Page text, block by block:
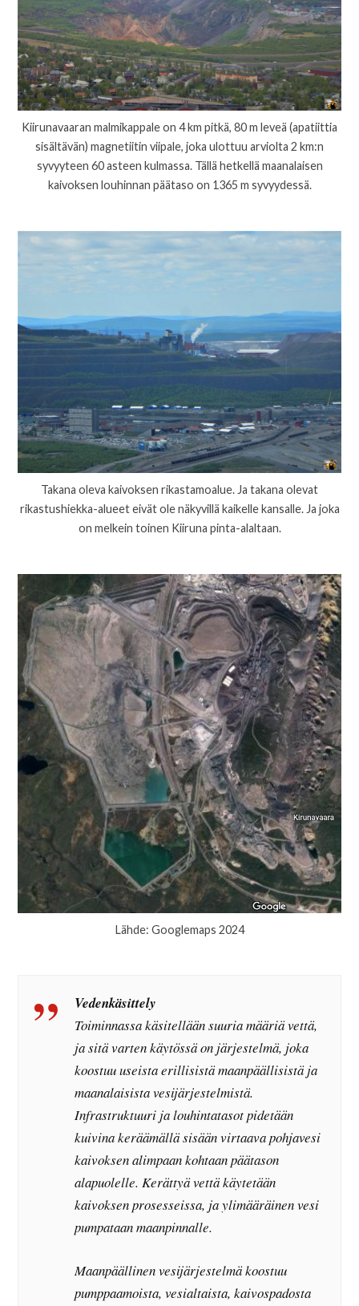
Kiirunavaaran malmikappale on 4 km pitkä, 80 m leveä (apatiittia
sisältävän) magnetiitin viipale, joka ulottuu arviolta 2 km:n
syvyyteen 60 asteen kulmassa. Tällä hetkellä maanalaisen
kaivoksen louhinnan päätaso on 1365 m syvyydessä.
Takana oleva kaivoksen rikastamoalue. Ja takana olevat
rikastushiekka-alueet eivät ole näkyvillä kaikelle kansalle. Ja joka
on melkein toinen Kiiruna pinta-alaltaan.
Lähde: Googlemaps 2024
Vedenkäsittely
Toiminnassa käsitellään suuria määriä vettä,
ja sitä varten käytössä on järjestelmä, joka
koostuu useista erillisistä maanpäällisistä ja
maanalaisista vesijärjestelmistä.
Infrastruktuuri ja louhintatasot pidetään
kuivina keräämällä sisään virtaava pohjavesi
kaivoksen alimpaan kohtaan päätason
alapuolelle. Kerättyä vettä käytetään
kaivoksen prosesseissa, ja ylimääräinen vesi
pumpataan maanpinnalle.
Maanpäällinen vesijärjestelmä koostuu
pumppaamoista, vesialtaista, kaivospadosta